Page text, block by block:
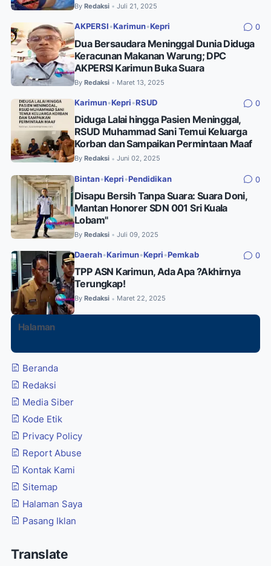
By Redaksi • Juli 21, 2025
AKPERSI •Karimun•Kepri 0
Dua Bersaudara Meninggal Dunia Diduga
Keracunan Makanan Warung; DPC
AKPERSI Karimun Buka Suara
By Redaksi • Maret 13, 2025
Karimun•Kepri •RSUD 0
Diduga Lalai hingga Pasien Meninggal,
RSUD Muhammad Sani Temui Keluarga
Korban dan Sampaikan Permintaan Maaf
By Redaksi • Juni 02, 2025
Bintan•Kepri •Pendidikan 0
Disapu Bersih Tanpa Suara: Suara Doni,
Mantan Honorer SDN 001 Sri Kuala
Lobam"
By Redaksi • Juli 09, 2025
Daerah•Karimun•Kepri •Pemkab 0
TPP ASN Karimun, Ada Apa ?Akhirnya
Terungkap!
By Redaksi • Maret 22, 2025
Halaman
Beranda
Redaksi
Media Siber
Kode Etik
Privacy Policy
Report Abuse
Kontak Kami
Sitemap
Halaman Saya
Pasang Iklan
Translate